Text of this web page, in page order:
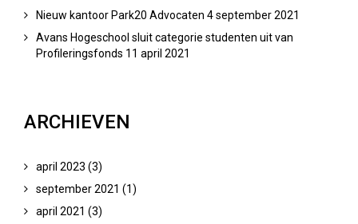
Nieuw kantoor Park20 Advocaten 4 september 2021
Avans Hogeschool sluit categorie studenten uit van
Profileringsfonds 11 april 2021
ARCHIEVEN
april 2023 (3)
september 2021 (1)
april 2021 (3)